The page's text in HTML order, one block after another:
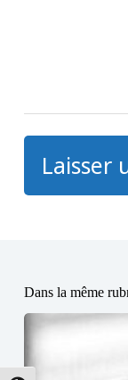
Laisser
Dans la même